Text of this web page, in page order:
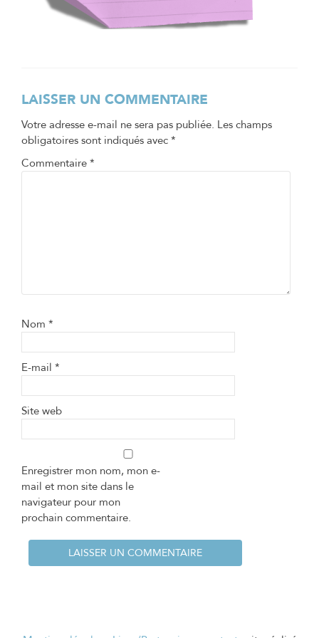
LAISSER UN COMMENTAIRE
Votre adresse e-mail ne sera pas publiée. Les champs
obligatoires sont indiqués avec *
Commentaire *
Nom *
E-mail *
Site web
Enregistrer mon nom, mon e-
mail et mon site dans le
navigateur pour mon
prochain commentaire.